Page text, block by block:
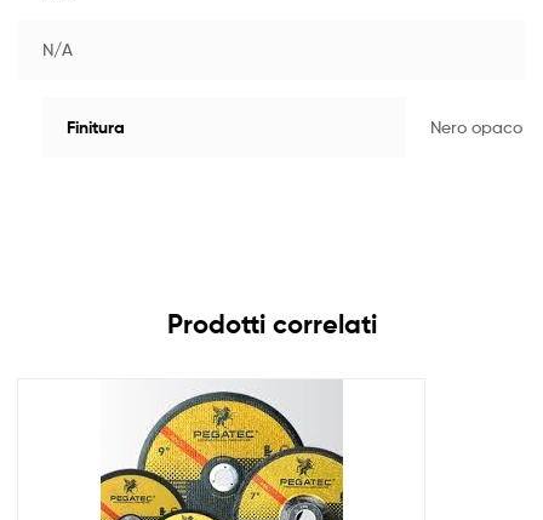
N/A
Finitura Nero opaco
Prodotti correlati